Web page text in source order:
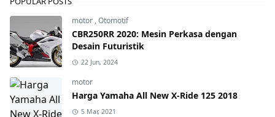
motor ,Otomotif
CBR250RR 2020: Mesin Perkasa dengan
Desain Futuristik
22 Jun, 2024
motor
Harga Yamaha All New X-Ride 125 2018
5 Mar, 2021